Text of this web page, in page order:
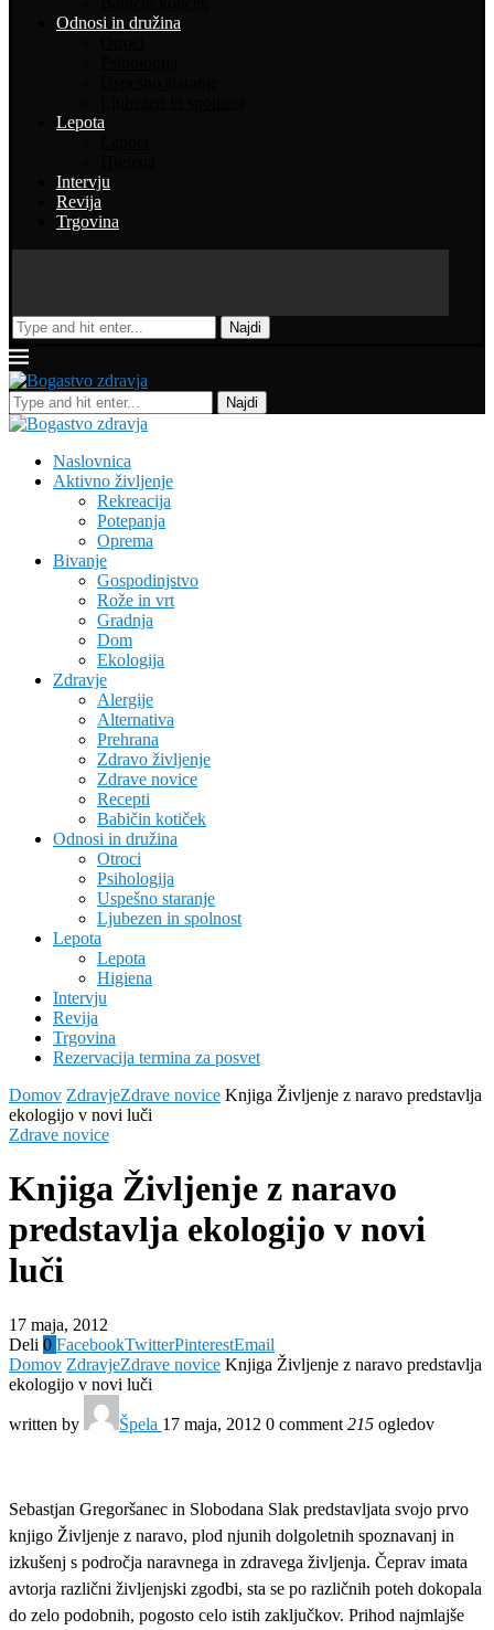
Odnosi in družina
Lepota
Intervju
Revija
Trgovina
Najdi
Najdi
Naslovnica
Aktivno življenje
Rekreacija
Potepanja
Oprema
Bivanje
Gospodinjstvo
Rože in vrt
Gradnja
Dom
Ekologija
Zdravje
Alergije
Alternativa
Prehrana
Zdravo življenje
Zdrave novice
Recepti
Babičin kotiček
Odnosi in družina
Otroci
Psihologija
Uspešno staranje
Ljubezen in spolnost
Lepota
Lepota
Higiena
Intervju
Revija
Trgovina
Rezervacija termina za posvet
Domov ZdravjeZdrave novice Knjiga Življenje z naravo predstavlja
ekologijo v novi luči
Zdrave novice
Knjiga Življenje z naravo
predstavlja ekologijo v novi
luči
17 maja, 2012
Deli 0 FacebookTwitterPinterestEmail
Domov ZdravjeZdrave novice Knjiga Življenje z naravo predstavlja
ekologijo v novi luči
written by Špela 17 maja, 2012 0 comment 215 ogledov
Sebastjan Gregoršanec in Slobodana Slak predstavljata svojo prvo
knjigo Življenje z naravo, plod njunih dolgoletnih spoznavanj in
izkušenj s področja naravnega in zdravega življenja. Čeprav imata
avtorja različni življenjski zgodbi, sta se po različnih poteh dokopala
do zelo podobnih, pogosto celo istih zaključkov. Prihod najmlajše